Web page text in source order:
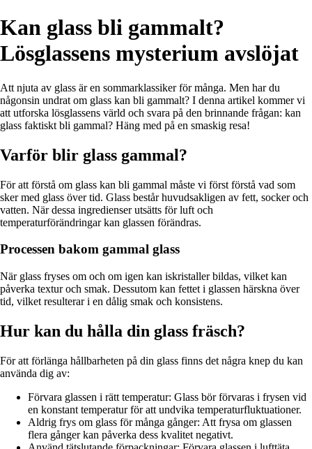
Kan glass bli gammalt?
Lösglassens mysterium avslöjat
Att njuta av glass är en sommarklassiker för många. Men har du
någonsin undrat om glass kan bli gammalt? I denna artikel kommer vi
att utforska lösglassens värld och svara på den brinnande frågan: kan
glass faktiskt bli gammal? Häng med på en smaskig resa!
Varför blir glass gammal?
För att förstå om glass kan bli gammal måste vi först förstå vad som
sker med glass över tid. Glass består huvudsakligen av fett, socker och
vatten. När dessa ingredienser utsätts för luft och
temperaturförändringar kan glassen förändras.
Processen bakom gammal glass
När glass fryses om och om igen kan iskristaller bildas, vilket kan
påverka textur och smak. Dessutom kan fettet i glassen härskna över
tid, vilket resulterar i en dålig smak och konsistens.
Hur kan du hålla din glass fräsch?
För att förlänga hållbarheten på din glass finns det några knep du kan
använda dig av:
Förvara glassen i rätt temperatur: Glass bör förvaras i frysen vid
en konstant temperatur för att undvika temperaturfluktuationer.
Aldrig frys om glass för många gånger: Att frysa om glassen
flera gånger kan påverka dess kvalitet negativt.